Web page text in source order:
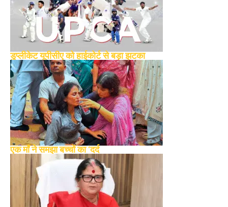
डुप्लीकेट यूपीसीए को हाईकोर्ट से बड़ा झटका
एक माँ ने समझा बच्चों का ‘दर्द